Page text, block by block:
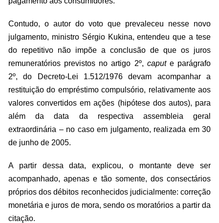
Contudo, o autor do voto que prevaleceu nesse novo
julgamento, ministro Sérgio Kukina, entendeu que a tese
do repetitivo não impõe a conclusão de que os juros
remuneratórios previstos no artigo 2º, capute parágrafo
2º, do Decreto-Lei 1.512/1976 devam acompanhar a
restituição do empréstimo compulsório, relativamente aos
valores convertidos em ações (hipótese dos autos), para
além da data da respectiva assembleia geral
extraordinária – no caso em julgamento, realizada em 30
de junho de 2005.
A partir dessa data, explicou, o montante deve ser
acompanhado, apenas e tão somente, dos consectários
próprios dos débitos reconhecidos judicialmente: correção
monetária e juros de mora, sendo os moratórios a partir da
citação.